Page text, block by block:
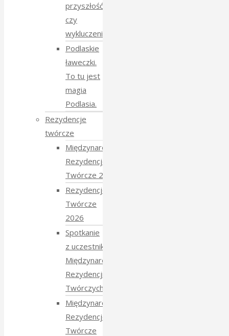
przyszłość
czy
wykluczenie?
Podlaskie
ławeczki.
To tu jest
magia
Podlasia.
Rezydencje
twórcze
Międzynarodowe
Rezydencje
Twórcze 2026
Rezydencje
Twórcze
2026
Spotkanie
z uczestnikami
Międzynarodowych
Rezydencji
Twórczych 2026
Międzynarodowe
Rezydencje
Twórcze